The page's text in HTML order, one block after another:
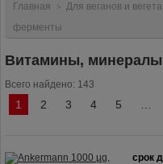
Главная > Для веганов и
ферменты
Витамины,
Всего найдено: 143
1 2 3 4 5
срок